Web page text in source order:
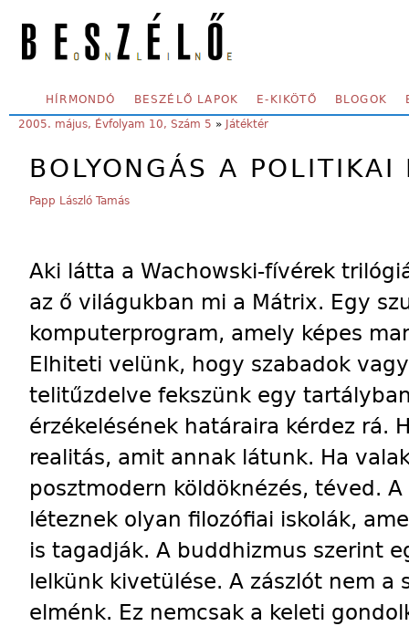
SECONDARY MENU
HÍRMONDÓ BESZÉLŐ LAPOK E-KIKÖTŐ BLOGOK
YOU ARE HERE:
2005. május, Évfolyam 10, Szám 5 » Játéktér
BOLYONGÁS A POLITIKAI
Papp László Tamás
Aki látta a Wachowski-fívérek
az ő világukban mi a Mátrix. Egy
komputerprogram, amely képes
Elhiteti velünk, hogy szabadok
telitűzdelve fekszünk egy
érzékelésének határaira kérdez rá.
realitás, amit annak látunk. Ha
posztmodern köldöknézés, téved.
léteznek olyan filozófiai iskolák,
is tagadják. A buddhizmus szerint
lelkünk kivetülése. A zászlót nem a
elménk. Ez nemcsak a keleti